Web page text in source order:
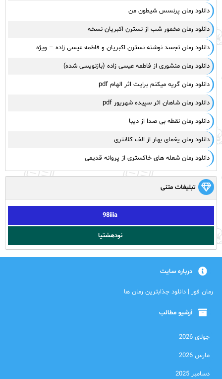
دانلود رمان پرنسس شیطون من
دانلود رمان مخمور شب از نسترن اکبریان نسخه
دانلود رمان تجسد نوشته نسترن اکبریان و فاطمه عیسی زاده – ویژه
دانلود رمان منشوری از فاطمه عیسی زاده (بازنویسی شده)
دانلود رمان گریه میکنم برایت اثر الهام pdf
دانلود رمان شاهان اثر سپیده شهریور pdf
دانلود رمان نقطه بی صدا از دیبا
دانلود رمان یغمای بهار از الف کلانتری
دانلود رمان شعله های خاکستری از پروانه قدیمی
تبلیغات متنی
98iiia
نودهشتیا
درباره سایت
رمان فور | دانلود جذابترین رمان ها
آرشیو مطالب
جولای 2026
مارس 2026
دسامبر 2025